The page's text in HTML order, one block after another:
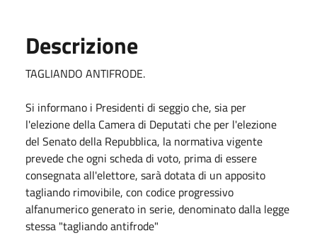
Descrizione
TAGLIANDO ANTIFRODE.
Si informano i Presidenti di seggio che, sia per
l'elezione della Camera di Deputati che per l'elezione
del Senato della Repubblica, la normativa vigente
prevede che ogni scheda di voto, prima di essere
consegnata all'elettore, sarà dotata di un apposito
tagliando rimovibile, con codice progressivo
alfanumerico generato in serie, denominato dalla legge
stessa "tagliando antifrode"